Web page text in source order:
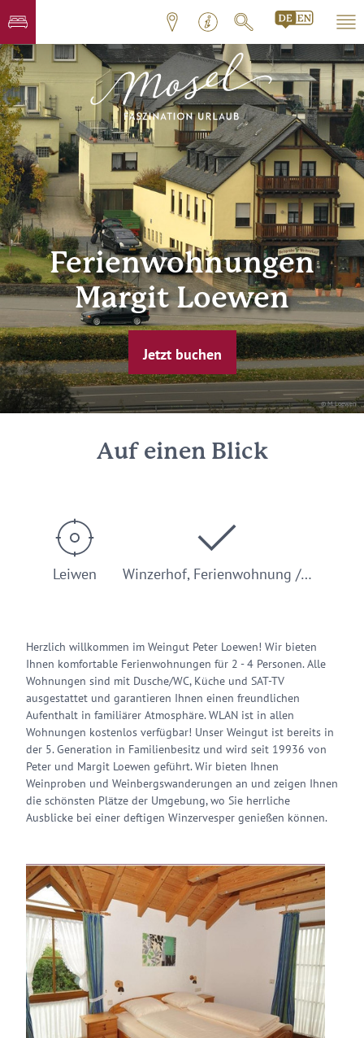
© M. Loewen
Ferienwohnungen
Margit Loewen
Jetzt buchen
Auf einen Blick
Leiwen Winzerhof, Ferienwohnung /…
Herzlich willkommen im Weingut Peter Loewen! Wir bieten
Ihnen komfortable Ferienwohnungen für 2 - 4 Personen. Alle
Wohnungen sind mit Dusche/WC, Küche und SAT-TV
ausgestattet und garantieren Ihnen einen freundlichen
Aufenthalt in familiärer Atmosphäre. WLAN ist in allen
Wohnungen kostenlos verfügbar! Unser Weingut ist bereits in
der 5. Generation in Familienbesitz und wird seit 19936 von
Peter und Margit Loewen geführt. Wir bieten Ihnen
Weinproben und Weinbergswanderungen an und zeigen Ihnen
die schönsten Plätze der Umgebung, wo Sie herrliche
Ausblicke bei einer deftigen Winzervesper genießen können.